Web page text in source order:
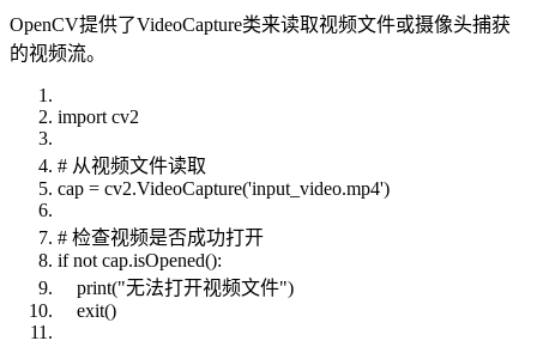
OpenCV提供了VideoCapture类来读取视频文件或摄像头捕获
的视频流。
import cv2
# 从视频文件读取
cap = cv2.VideoCapture('input_video.mp4')
# 检查视频是否成功打开
if not cap.isOpened():
print("无法打开视频文件")
exit()